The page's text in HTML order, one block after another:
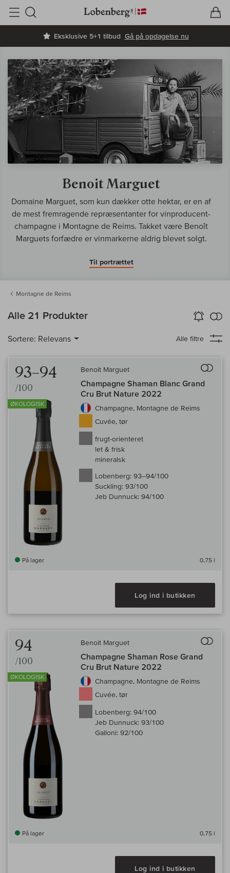
Eksklusive 5+1 tilbud Gå på opdagelse nu
Søg
Benoit Marguet
Domaine Marguet, som kun dækker otte hektar, er en af
de mest fremragende repræsentanter for vinproducent-
champagne i Montagne de Reims. Takket være Benoît
Marguets forfædre er vinmarkerne aldrig blevet solgt.
Til portrættet
Montagne de Reims
Alle 21 Produkter Vin-Alarm
aktiver
Sortere: Relevans Alle filtre
93–94
/100
ØKOLOGISK
Benoit Marguet
Champagne Shaman Blanc Grand
Cru Brut Nature 2022
Champagne, Montagne de Reims
Cuvée, tør
frugt-orienteret
let & frisk
mineralsk
Lobenberg: 93–94/100
Suckling: 93/100
Jeb Dunnuck: 94/100
På lager 0,75 l
Log ind i butikken
94
/100
ØKOLOGISK
Benoit Marguet
Champagne Shaman Rose Grand
Cru Brut Nature 2022
Champagne, Montagne de Reims
Cuvée, tør
Lobenberg: 94/100
Jeb Dunnuck: 93/100
Galloni: 92/100
På lager 0,75 l
Log ind i butikken